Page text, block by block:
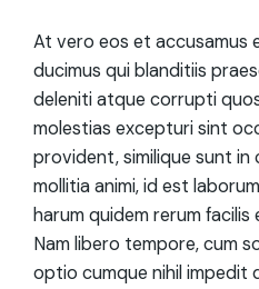
At vero eos et accusamus
ducimus qui blanditiis
deleniti atque corrupti
molestias excepturi sint
provident, similique sunt
mollitia animi, id est
harum quidem rerum
Nam libero tempore, cum
optio cumque nihil impedit